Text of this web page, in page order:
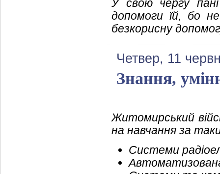
У свою чергу
допомоги їй, бо
безкорисну
Четвер, 11
Знання,
Житомирський
на навчання за
Системи
Автоматизована